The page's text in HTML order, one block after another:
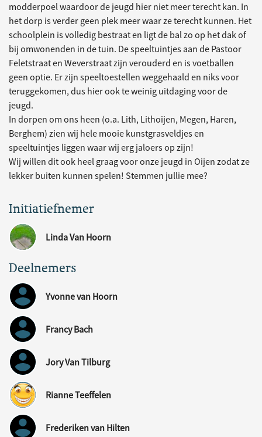
modderpoel waardoor de jeugd hier niet meer terecht kan. In
het dorp is verder geen plek meer waar ze terecht kunnen. Het
schoolplein is volledig bestraat en ligt de bal zo op het dak of
bij omwonenden in de tuin. De speeltuintjes aan de Pastoor
Feletstraat en Weverstraat zijn verouderd en is voetballen
geen optie. Er zijn speeltoestellen weggehaald en niks voor
teruggekomen, dus hier ook te weinig uitdaging voor de
jeugd.
In dorpen om ons heen (o.a. Lith, Lithoijen, Megen, Haren,
Berghem) zien wij hele mooie kunstgrasveldjes en
speeltuintjes liggen waar wij erg jaloers op zijn!
Wij willen dit ook heel graag voor onze jeugd in Oijen zodat ze
lekker buiten kunnen spelen! Stemmen jullie mee?
Initiatiefnemer
Linda Van Hoorn
Deelnemers
Yvonne van Hoorn
Francy Bach
Jory Van Tilburg
Rianne Teeffelen
Frederiken van Hilten